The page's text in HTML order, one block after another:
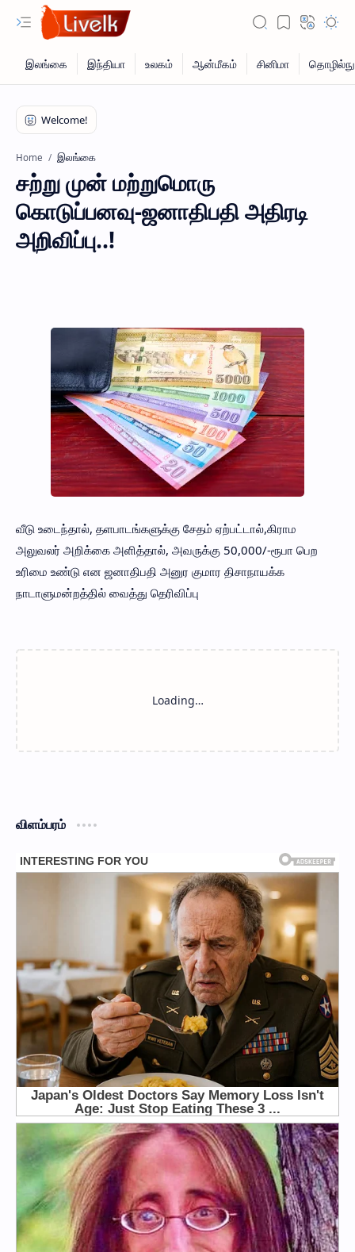
Home இலங்கை
சற்று முன் மற்றுமொரு
கொடுப்பனவு-ஜனாதிபதி அதிரடி
அறிவிப்பு..!
வீடு உடைந்தால், தளபாடங்களுக்கு சேதம் ஏற்பட்டால்,கிராம
அலுவலர் அறிக்கை அளித்தால், அவருக்கு 50,000/-ரூபா பெற
உரிமை உண்டு என ஜனாதிபதி அனுர குமார திசாநாயக்க
நாடாளுமன்றத்தில் வைத்து தெரிவிப்பு
விளம்பரம்